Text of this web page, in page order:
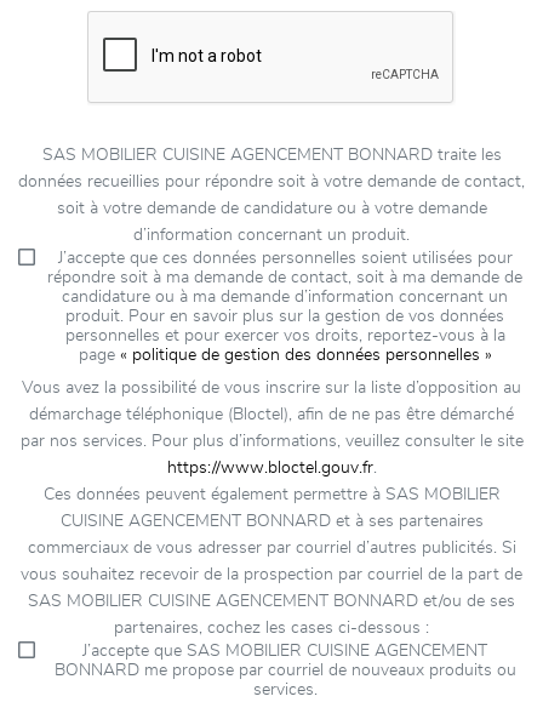
SAS MOBILIER CUISINE AGENCEMENT BONNARD traite les
données recueillies pour répondre soit à votre demande de contact,
soit à votre demande de candidature ou à votre demande
d’information concernant un produit.
J’accepte que ces données personnelles soient utilisées pour
répondre soit à ma demande de contact, soit à ma demande de
candidature ou à ma demande d’information concernant un
produit. Pour en savoir plus sur la gestion de vos données
personnelles et pour exercer vos droits, reportez-vous à la
page « politique de gestion des données personnelles »
Vous avez la possibilité de vous inscrire sur la liste d’opposition au
démarchage téléphonique (Bloctel), afin de ne pas être démarché
par nos services. Pour plus d’informations, veuillez consulter le site
https://www.bloctel.gouv.fr.
Ces données peuvent également permettre à SAS MOBILIER
CUISINE AGENCEMENT BONNARD et à ses partenaires
commerciaux de vous adresser par courriel d’autres publicités. Si
vous souhaitez recevoir de la prospection par courriel de la part de
SAS MOBILIER CUISINE AGENCEMENT BONNARD et/ou de ses
partenaires, cochez les cases ci-dessous :
J’accepte que SAS MOBILIER CUISINE AGENCEMENT
BONNARD me propose par courriel de nouveaux produits ou
services.